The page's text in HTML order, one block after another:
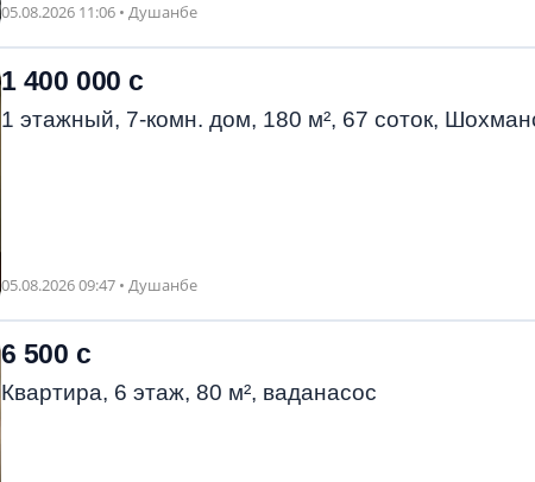
05.08.2026 11:06 • Душанбе
1 400 000 с
1 этажный, 7-комн. дом, 180 м², 67 соток,
05.08.2026 09:47 • Душанбе
6 500 с
Квартира, 6 этаж, 80 м², ваданасос